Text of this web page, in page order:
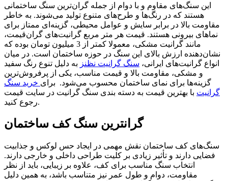
این سنگ‌های مقاوم و با دوام از جمله گران‌ترین سنگ‌ ساختمانی
هستند که در رنگ‌ها و طرح‌های متنوع تولید می‌شوند. به خاطر
مقاومت بالا در برابر سایش و عوامل محیطی، گزینه‌ای ممتاز برای
نماهای بیرونی هستند. قیمت هر متر مربع گرانیت‌های گران‌قیمت،
مانند گرانیت مشکی، معمولا کمتر از 3 میلیون تومان بوده که
نشان‌دهنده ارزش بالای این سنگ در حوزه ساختمان است. در میان
انواع گرانیت‌های ایرانی، سنگ گرانیت نظنز به دلیل تنوع رنگ سفید
و مشکی، مقاومت بالا و قیمت مناسب، یکی از پرفروش‌ترین
گزینه‌ها برای نمای ساختمان محسوب می‌شود. برای خرید سنگ
گرانیت با بهترین قیمت به دسته بندی سنگ گرانیت در سایت قیمت
رجوع کنید.
گرانترین سنگ کف ساختمان
سنگ‌های کف ساختمان نقش مهمی در ایجاد حس لوکس و جذابیت
فضایی دارند و تأثیر زیادی بر کلیت طراحی داخلی و خارجی دارند.
انتخاب سنگ مناسب برای کف، علاوه بر زیبایی، باید از نظر
مقاومت، دوام و طول عمر نیز متناسب باشد، به همین دلیل